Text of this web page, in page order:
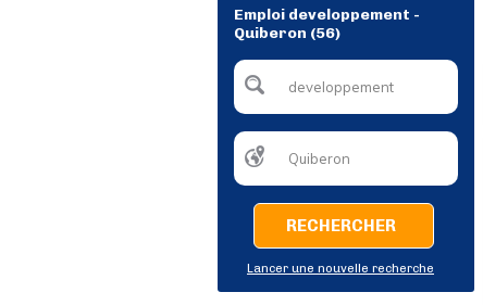
Emploi developpement -
Quiberon (56)
RECHERCHER
Lancer une nouvelle recherche